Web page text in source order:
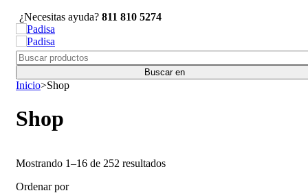
¿Necesitas ayuda? 811 810 5274
Inicio>Shop
Shop
Mostrando 1–16 de 252 resultadosSorted
Ordenar por